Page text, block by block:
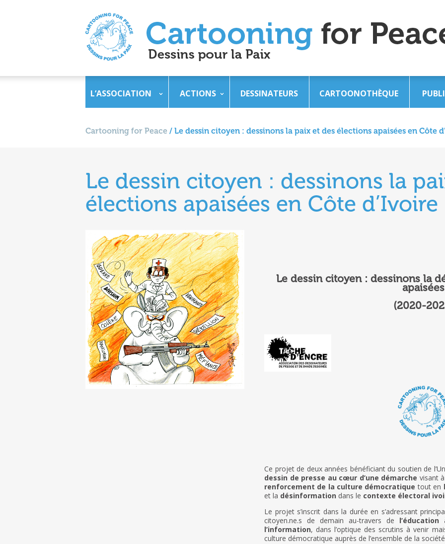
L’ASSOCIATION ACTIONS DESSINATEURS CARTOONOTHÈQUE
Cartooning for Peace / Le dessin citoyen : dessinons la paix et des élections apaisées en Côte
Le dessin citoyen : dessinons la
élections apaisées en Côte d’Ivoire
Le dessin citoyen : dessinons la
apaisées
(2020-
Ce projet de deux années bénéficiant du soutien de
dessin de presse au cœur d’une démarche visant
renforcement de la culture démocratiquetout en
et la désinformation dans le contexte électoral
Le projet s’inscrit dans la durée en s’adressant
citoyen.ne.s de demain au-travers de
l’information, dans l’optique des scrutins à venir
culture démocratique auprès de l’ensemble de la